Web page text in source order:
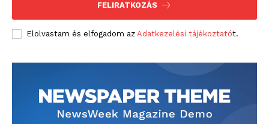
blogSZOLNOK
szubjektív élményportál
FELIRATKOZÁS
Elolvastam és elfogadom az Adatkezelési tájékoztatót.